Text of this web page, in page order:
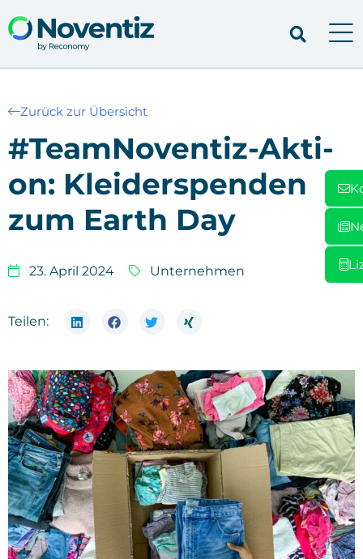
Zurück zur Übersicht
#Team­No­ven­tiz-Akti­
on: Klei­der­spen­den
zum Earth Day
23. April 2024 Unternehmen
Teilen: